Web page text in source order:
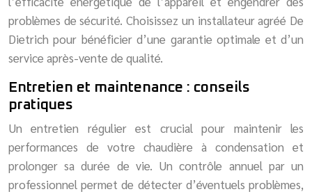
problèmes de sécurité. Choisissez un installateur agréé De
Dietrich pour bénéficier d’une garantie optimale et d’un
service après-vente de qualité.
Entretien et maintenance : conseils
pratiques
Un entretien régulier est crucial pour maintenir les
performances de votre chaudière à condensation et
prolonger sa durée de vie. Un contrôle annuel par un
professionnel permet de détecter d’éventuels problèmes,